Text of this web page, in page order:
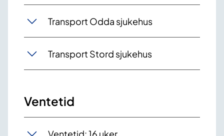
Transport Odda sjukehus
Transport Stord sjukehus
Ventetid